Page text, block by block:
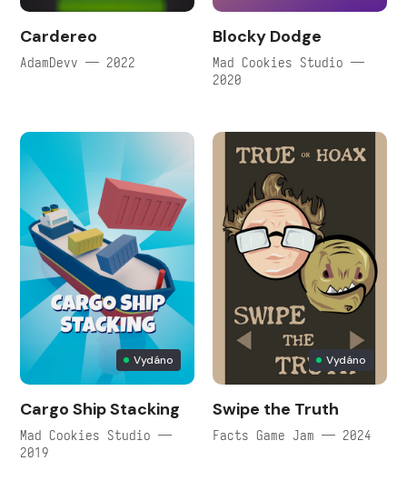
Cardereo
AdamDevv — 2022
Blocky Dodge
Mad Cookies Studio —
2020
Vydáno
Cargo Ship Stacking
Mad Cookies Studio —
2019
Vydáno
Swipe the Truth
Facts Game Jam — 2024